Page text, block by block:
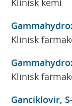
Klinisk kemi
Klinisk
Klinisk
Ganciklovir,